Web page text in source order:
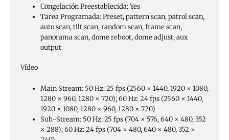
Congelación Preestablecida:Yes
Tarea Programada:Preset, pattern scan, patrol scan,
auto scan, tilt scan, random scan, frame scan,
panorama scan, dome reboot, dome adjust, aux
output
Vídeo
Main Stream: 50 Hz: 25 fps (2560 × 1440, 1920 × 1080,
1280 × 960, 1280 × 720); 60 Hz: 24 fps (2560 × 1440,
1920 × 1080, 1280 × 960, 1280 × 720)
Sub-Stream: 50 Hz: 25 fps (704 × 576, 640 × 480, 352
× 288); 60 Hz: 24 fps (704 × 480, 640 × 480, 352 ×